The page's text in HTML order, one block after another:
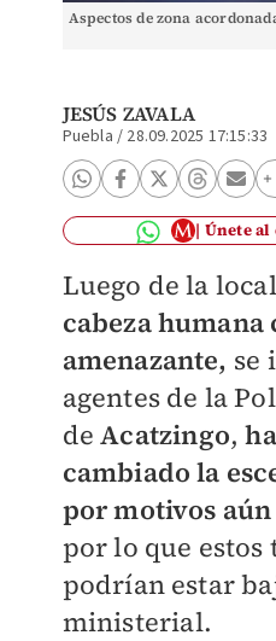
Aspectos de zona
JESÚS ZAVALA
Puebla / 28.09.2025 17:15:33
Únete al
Luego de la
cabeza humana
amenazante, se
agentes de la
deAcatzingo,
cambiado la
por motivos
por lo que
podrían estar
ministerial.